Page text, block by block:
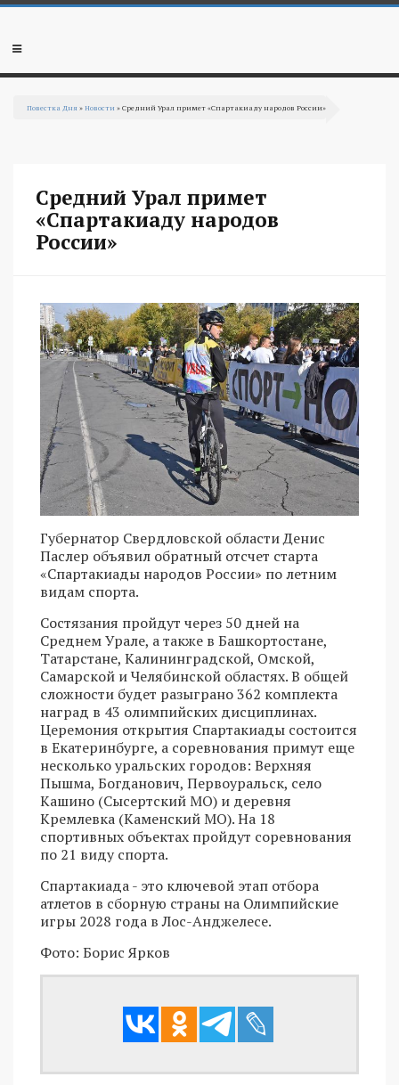
Перейти к основному содержанию
Мобильное
Повестка Дня »Новости » Средний Урал примет «Спартакиаду народов России»
Средний Урал примет
«Спартакиаду народов
России»
Губернатор Свердловской области Денис
Паслер объявил обратный отсчет старта
«Спартакиады народов России» по летним
видам спорта.
Состязания пройдут через 50 дней на
Среднем Урале, а также в Башкортостане,
Татарстане, Калининградской, Омской,
Самарской и Челябинской областях. В общей
сложности будет разыграно 362 комплекта
наград в 43 олимпийских дисциплинах.
Церемония открытия Спартакиады состоится
в Екатеринбурге, а соревнования примут еще
несколько уральских городов: Верхняя
Пышма, Богданович, Первоуральск, село
Кашино (Сысертский МО) и деревня
Кремлевка (Каменский МО). На 18
спортивных объектах пройдут соревнования
по 21 виду спорта.
Спартакиада - это ключевой этап отбора
атлетов в сборную страны на Олимпийские
игры 2028 года в Лос-Анджелесе.
Фото: Борис Ярков